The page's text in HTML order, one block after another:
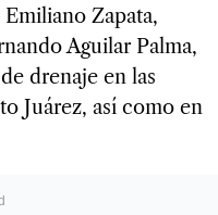
Zapata,
Aguilar Palma,
drenaje en las
Juárez, así como en